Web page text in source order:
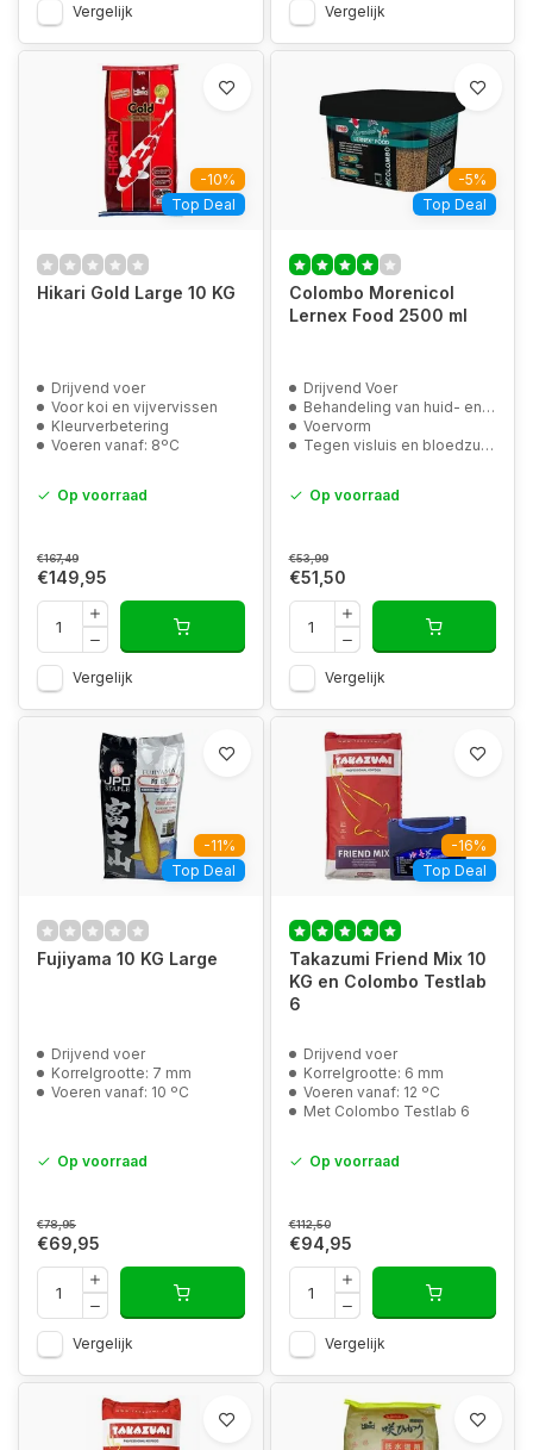
Vergelijk Vergelijk
-10%
Top Deal
Hikari Gold Large 10 KG
Drijvend voer
Voor koi en vijvervissen
Kleurverbetering
Voeren vanaf: 8ºC
Op voorraad
€167,49
€149,95
Vergelijk
-5%
Top Deal
Colombo Morenicol
Lernex Food 2500 ml
Drijvend Voer
Behandeling van huid- en kieuwwormen
Voervorm
Tegen visluis en bloedzuigers
Op voorraad
€53,99
€51,50
Vergelijk
-11%
Top Deal
Fujiyama 10 KG Large
Drijvend voer
Korrelgrootte: 7 mm
Voeren vanaf: 10 ºC
Op voorraad
€78,95
€69,95
Vergelijk
-16%
Top Deal
Takazumi Friend Mix 10
KG en Colombo Testlab
6
Drijvend voer
Korrelgrootte: 6 mm
Voeren vanaf: 12 ºC
Met Colombo Testlab 6
Op voorraad
€112,50
€94,95
Vergelijk